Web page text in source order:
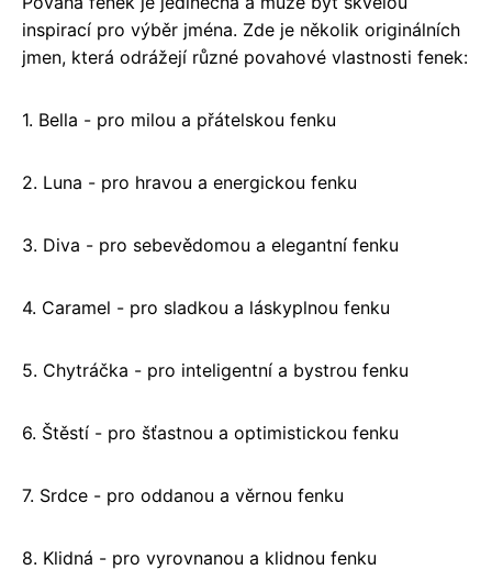
inspirací pro výběr jména. Zde je několik originálních
jmen, která odrážejí různé povahové vlastnosti fenek:
1. Bella - pro milou a přátelskou fenku
2. Luna - pro hravou a energickou fenku
3. Diva - pro sebevědomou a elegantní fenku
4. Caramel - pro sladkou a láskyplnou fenku
5. Chytráčka - pro inteligentní a bystrou fenku
6. Štěstí - pro šťastnou a optimistickou fenku
7. Srdce - pro oddanou a věrnou fenku
8. Klidná - pro vyrovnanou a klidnou fenku